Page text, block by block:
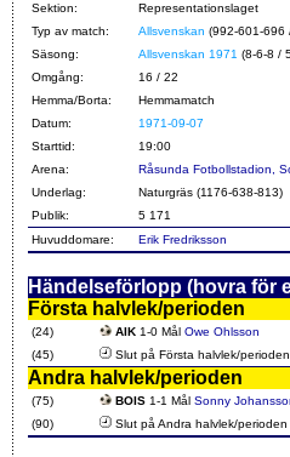
Sektion:
Representationslaget
Typ av match:
Allsvenskan (992-601-696
Säsong:
Allsvenskan 1971 (8-6-8 /
Omgång:
16 / 22
Hemma/Borta:
Hemmamatch
Datum:
1971-09-07
Starttid:
19:00
Arena:
Råsunda Fotbollstadion,
Underlag:
Naturgräs (1176-638-813)
Publik:
5 171
Huvuddomare:
Erik Fredriksson
Händelseförlopp (hovra för
Första halvlek/perioden
(24) AIK 1-0 Mål Owe Ohlsson
(45)
Slut på Första halvlek/perioden
Andra halvlek/perioden
(75) BOIS 1-1 Mål Sonny
(90)
Slut på Andra halvlek/perioden